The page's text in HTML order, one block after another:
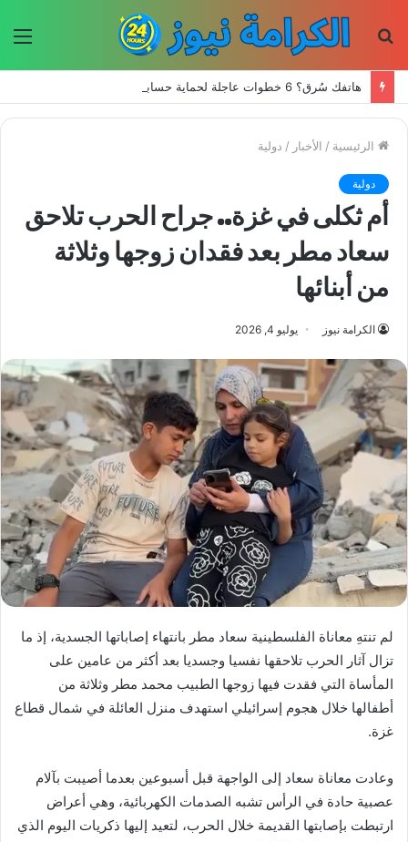
هاتفك سُرق؟ 6 خطوات عاجلة لحماية حساباتك وبياناتك
الرئيسية / الأخبار / دولية
دولية
أم ثكلى في غزة.. جراح الحرب تلاحق
سعاد مطر بعد فقدان زوجها وثلاثة
من أبنائها
الكرامة نيوز يوليو 4, 2026
لم تنتهِ معاناة الفلسطينية سعاد مطر بانتهاء إصاباتها الجسدية، إذ ما
تزال آثار الحرب تلاحقها نفسيا وجسديا بعد أكثر من عامين على
المأساة التي فقدت فيها زوجها الطبيب محمد مطر وثلاثة من
أطفالها خلال هجوم إسرائيلي استهدف منزل العائلة في شمال قطاع
غزة.
وعادت معاناة سعاد إلى الواجهة قبل أسبوعين بعدما أصيبت بآلام
عصبية حادة في الرأس تشبه الصدمات الكهربائية، وهي أعراض
ارتبطت بإصابتها القديمة خلال الحرب، لتعيد إليها ذكريات اليوم الذي